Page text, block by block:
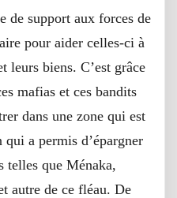
de support aux forces de
pour aider celles-ci à
leurs biens. C’est grâce
mafias et ces bandits
dans une zone qui est
a permis d’épargner
telles que Ménaka,
autre de ce fléau. De